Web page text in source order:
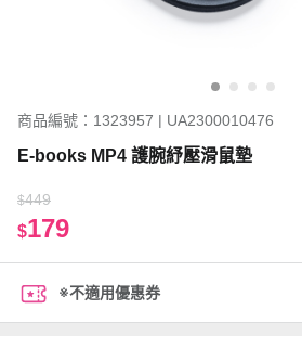
商品編號：1323957 | UA2300010476
E-books MP4 護腕紓壓滑鼠墊
$449
$179
※不適用優惠券